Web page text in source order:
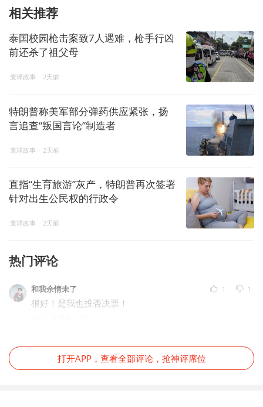
相关推荐
泰国校园枪击案致7人遇难，枪手行凶
前还杀了祖父母
寰球政事 2天前
特朗普称美军部分弹药供应紧张，扬
言追查“叛国言论”制造者
寰球政事 2天前
直指“生育旅游”灰产，特朗普再次签署
针对出生公民权的行政令
寰球政事 2天前
热门评论
和我余情未了 1 1
很好！是我也投否决票！
打开APP，查看全部评论，抢神评席位